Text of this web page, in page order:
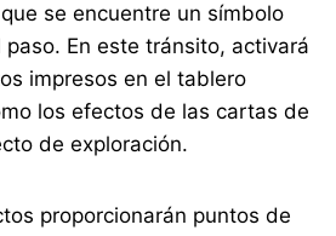
se encuentre un símbolo
En este tránsito, activará
impresos en el tablero
los efectos de las cartas de
de exploración.
proporcionarán puntos de